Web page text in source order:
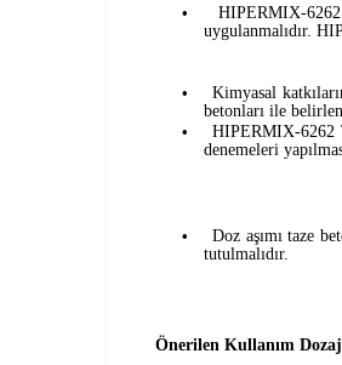
•
HIPERMIX-6262
uygulanmalıdır.
•
Kimyasal
betonları ile
•
HIPERMIX-6262
•
Doz aşımı taze
tutulmalıdır.
Önerilen Kullanım